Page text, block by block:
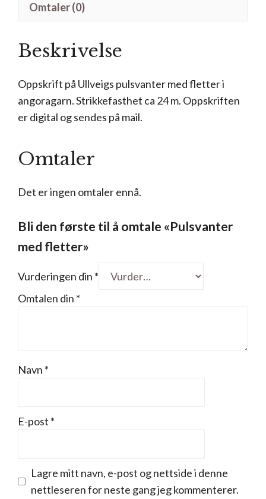
Omtaler (0)
Beskrivelse
Oppskrift på Ullveigs pulsvanter med fletter i
angoragarn. Strikkefasthet ca 24 m. Oppskriften
er digital og sendes på mail.
Omtaler
Det er ingen omtaler ennå.
Bli den første til å omtale «Pulsvanter
med fletter»
Vurderingen din *
Omtalen din *
Navn *
E-post *
Lagre mitt navn, e-post og nettside i denne
nettleseren for neste gang jeg kommenterer.